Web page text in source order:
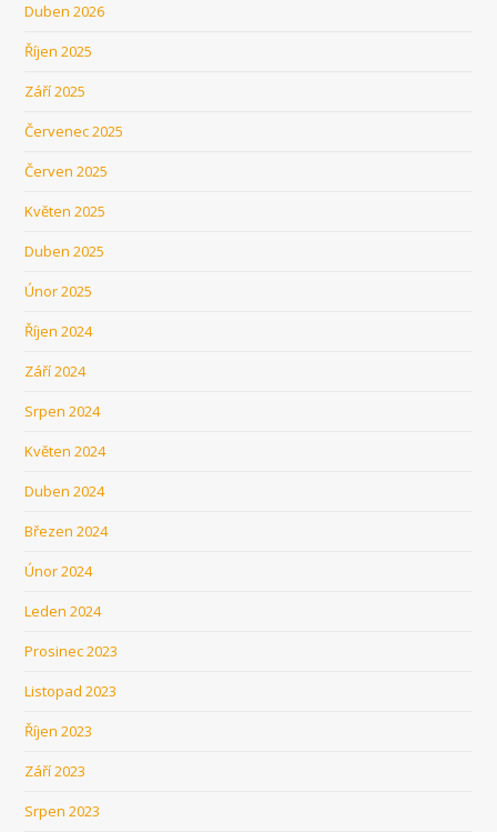
Duben 2026
Říjen 2025
Září 2025
Červenec 2025
Červen 2025
Květen 2025
Duben 2025
Únor 2025
Říjen 2024
Září 2024
Srpen 2024
Květen 2024
Duben 2024
Březen 2024
Únor 2024
Leden 2024
Prosinec 2023
Listopad 2023
Říjen 2023
Září 2023
Srpen 2023